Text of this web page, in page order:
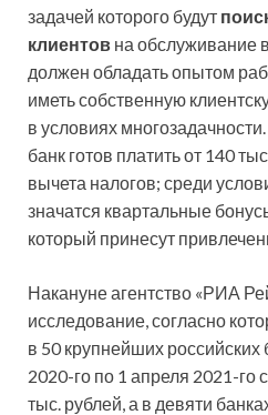
задачей которого будут
клиентов на обслуживание
должен обладать опытом
иметь собственную
в условиях
банк готов платить от 140
вычета налогов; среди
значатся квартальные
который принесут
Накануне агентство «РИА
исследование, согласно
в 50 крупнейших российских
2020-го по 1 апреля 2021-го
тыс. рублей, а в девяти